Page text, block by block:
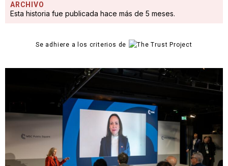
ARCHIVO
Esta historia fue publicada hace más de 5 meses.
Se adhiere a los criterios de